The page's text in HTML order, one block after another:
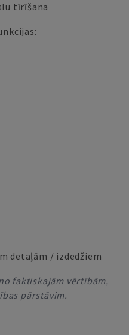
tīrīšana
detaļām / izdedžiem
faktiskajām vērtībām,
pārstāvim.